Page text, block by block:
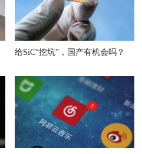
给SiC“挖坑”，国产有机会吗？